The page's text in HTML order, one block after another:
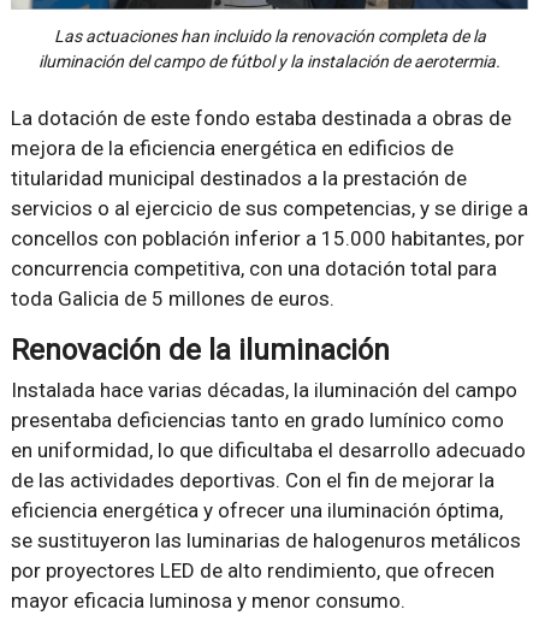
Las actuaciones han incluido la renovación completa de la
iluminación del campo de fútbol y la instalación de aerotermia.
La dotación de este fondo estaba destinada a obras de
mejora de la eficiencia energética en edificios de
titularidad municipal destinados a la prestación de
servicios o al ejercicio de sus competencias, y se dirige a
concellos con población inferior a 15.000 habitantes, por
concurrencia competitiva, con una dotación total para
toda Galicia de 5 millones de euros.
Renovación de la iluminación
Instalada hace varias décadas, la iluminación del campo
presentaba deficiencias tanto en grado lumínico como
en uniformidad, lo que dificultaba el desarrollo adecuado
de las actividades deportivas. Con el fin de mejorar la
eficiencia energética y ofrecer una iluminación óptima,
se sustituyeron las luminarias de halogenuros metálicos
por proyectores LED de alto rendimiento, que ofrecen
mayor eficacia luminosa y menor consumo.